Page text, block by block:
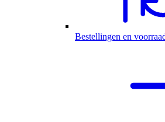
Bestellingen en